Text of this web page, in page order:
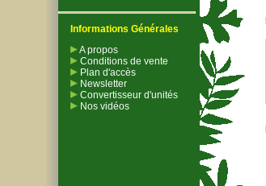
Informations Générales
A propos
Conditions de vente
Plan d'accès
Newsletter
Convertisseur d'unités
Nos vidéos